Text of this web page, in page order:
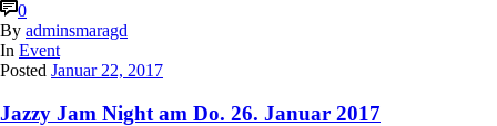
0
By adminsmaragd
In Event
Posted Januar 22, 2017
Jazzy Jam Night am Do. 26. Januar 2017